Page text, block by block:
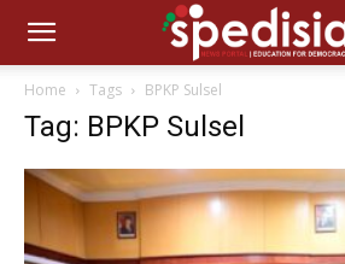
Home Tags BPKP Sulsel
Tag: BPKP Sulsel